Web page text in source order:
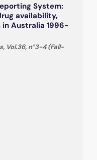
System:
availability,
Australia 1996-
Vol.36, n°3-4 (Fall-